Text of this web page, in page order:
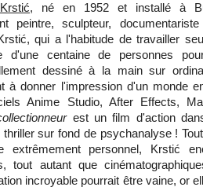
, né en 1952 et installé à
peintre, sculpteur,
qui a l'habitude de travailler
d'une centaine de personnes
dessiné à la main sur
à donner l'impression d'un monde
Anime Studio, After Effects,
est un film d'action
thriller sur fond de psychanalyse !
extrêmement personnel, Krstić
tout autant que
incroyable pourrait être vaine, or